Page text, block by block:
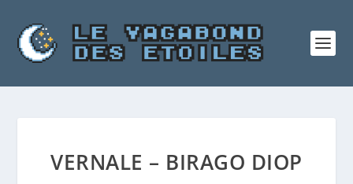
VERNALE – BIRAGO DIOP